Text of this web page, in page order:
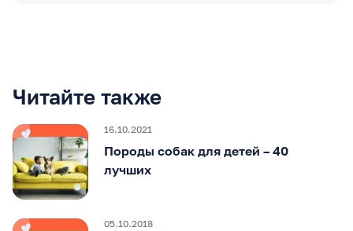
Читайте также
16.10.2021
Породы собак для детей – 40
лучших
05.10.2018